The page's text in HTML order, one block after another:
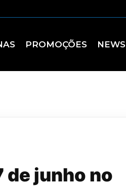
PROMOÇÕES NEWS
de junho no